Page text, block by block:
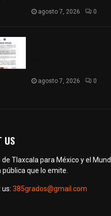
agosto 7, 2026 0
agosto 7, 2026 0
US
de Tlaxcala para México y el
pública que lo emite.
385grados@gmail.com